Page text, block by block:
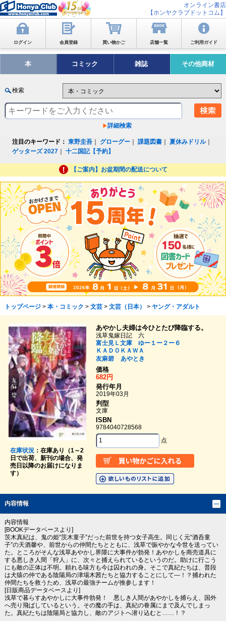
オンライン書店
【ホンヤクラブドットコム】
ログイン 会員登録 買い物かご 店舗一覧 ご利用ガイド
本 コミック 雑誌 その他商材
検索
詳細検索
注目のキーワード： 東野圭吾 グローグー ｜課題図書 ｜夏休みドリル｜
ゲッターズ 2027 ｜十二国記【予約】
【ご案内】お盆期間の配送について
トップページ> 本・コミック > 文芸> 文芸（日本） > ヤング・アダルト
在庫状況：在庫あり（1～2
日で出荷、新刊の場合、発
売日以降のお届けになりま
す）
あやかし夫婦は今ひとたび降臨する。
浅草鬼嫁日記 六
富士見Ｌ文庫 ゆー１ー２ー６
ＫＡＤＯＫＡＷＡ
友麻碧
あやとき
価格
682円
発行年月
2019年03月
判型
文庫
ISBN
9784040728568
点
内容情報
内容情報
[BOOKデータベースより]
茨木真紀は、鬼の姫“茨木童子”だった前世を持つ女子高生。同じく元“酒呑童
子”の天酒馨や、前世からの仲間たちとともに、浅草で賑やかな今世を送ってい
た。ところがそんな浅草あやかし界隈に大事件が勃発！あやかしを商売道具に
する悪しき人間「狩人」に、次々と捕えられているというのだ。助けに行こう
にも敵の正体は不明。頼れる味方も今は囚われの身。そこで真紀たちは、普段
は犬猿の仲である陰陽局の津場木茜たちと協力することにして―！？捕われた
仲間たちを救うため、浅草の最強チームが推参します！
[日販商品データベースより]
浅草で暮らすあやかしに大事件勃発！ 悪しき人間があやかしを捕らえ、国外
へ売り飛ばしているという。その魔の手は、真紀の眷属にまで及んでしまっ
た。真紀たちは陰陽局と協力し、敵のアジトへ潜り込むと……！？